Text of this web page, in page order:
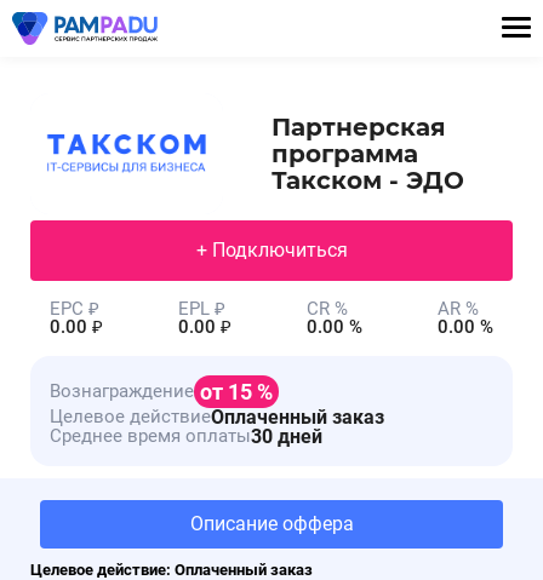
Партнерская
программа
Такском - ЭДО
+ Подключиться
EPC ₽
0.00 ₽
EPL ₽
0.00 ₽
CR %
0.00 %
AR %
0.00 %
Вознаграждение от 15 %
Целевое действиеОплаченный заказ
Среднее время оплаты30 дней
Описание оффера
Целевое действие: Оплаченный заказ